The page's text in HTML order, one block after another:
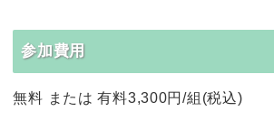
参加費用
無料 または 有料3,300円/組(税込)